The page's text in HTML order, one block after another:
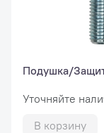
Подушка/
Уточняйте
В корзину